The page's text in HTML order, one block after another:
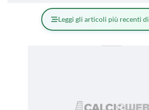
Leggi gli articoli più recenti di